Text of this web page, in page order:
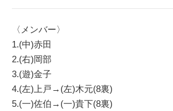
〈メンバー〉
1.(中)赤田
2.(右)岡部
3.(遊)金子
4.(左)上戸→(左)木元(8裏)
5.(一)佐伯→(一)貴下(8裏)